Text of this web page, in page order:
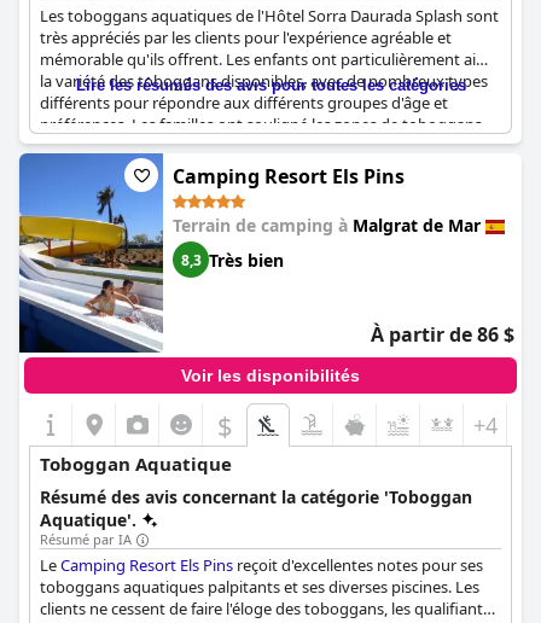
Les toboggans aquatiques de l'Hôtel Sorra Daurada Splash sont
très appréciés par les clients pour l'expérience agréable et
mémorable qu'ils offrent. Les enfants ont particulièrement aimé
la variété des toboggans disponibles, avec de nombreux types
différents pour répondre aux différents groupes d'âge et
préférences. Les familles ont souligné les zones de toboggans
bien organisées, en insistant sur le facteur amusement tant
pour les jeunes enfants que pour les plus grands, ainsi que pour
les adultes. L'hôtel dispose de plusieurs piscines, chacune
conçue pour des groupes d'âge spécifiques, notamment une
piscine sur le thème des pirates pour les plus jeunes et de plus
grands toboggans pour les enfants plus âgés. L'espace
aquatique, avec ses nombreux toboggans et jeux, a
impressionné les clients par son espace et ses excellentes
installations, contribuant de manière significative à la réussite
des vacances en famille. De plus, les toboggans étaient souvent
décrits comme très amusants, incroyables et spectaculaires, ce
qui en fait un élément remarquable des attractions aquatiques
Lire les résumés des avis pour toutes les catégories
Camping Resort Els Pins
Terrain de camping à Malgrat de Mar
8,3 Très bien
À partir de 86 $
Voir les disponibilités
$ +4
Toboggan Aquatique
Résumé des avis concernant la catégorie 'Toboggan
Aquatique'.
Résumé par IA
LeCamping Resort Els Pins reçoit d'excellentes notes pour ses
toboggans aquatiques palpitants et ses diverses piscines. Les
clients ne cessent de faire l'éloge des toboggans, les qualifiant